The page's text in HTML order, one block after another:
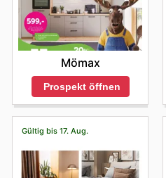
Mömax
Prospekt öffnen
Gültig bis 17. Aug.